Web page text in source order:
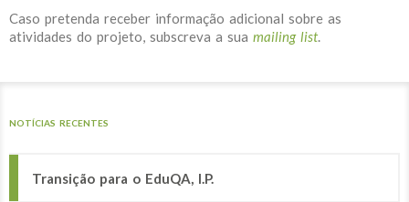
Caso pretenda receber informação adicional sobre as
atividades do projeto, subscreva a sua mailing list.
NOTÍCIAS RECENTES
Transição para o EduQA, I.P.